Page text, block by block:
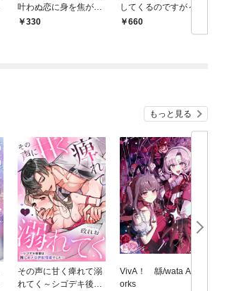
叶わぬ恋に身を焦がす
（１）
330
してくるのですが～騎
士団長の執愛求婚は追
加オプションつき～
660
もっと見る
その声に甘く痺れて溺
れてく～シゴデキ後輩
VivA！ 緜/wata Art W
orks